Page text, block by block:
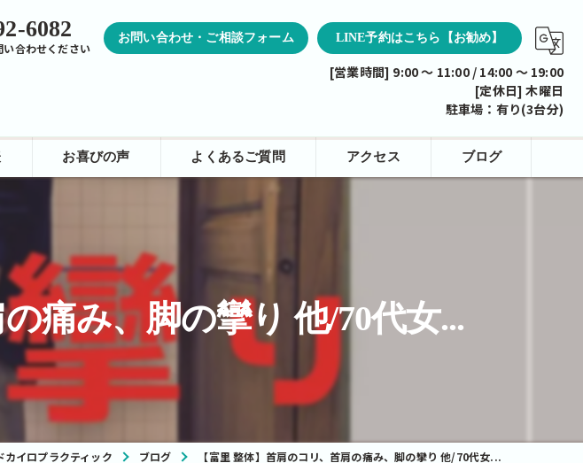
6082
い合わせください
お問い合わせ・ご相談フォーム LINE予約はこちら【お勧め】
[営業時間] 9:00 ～ 11:00 / 14:00 ～ 19:00
[定休日] 木曜日
駐車場：有り(3台分)
お喜びの声 よくあるご質問 アクセス ブログ
痛み、脚の攣り 他/70代女...
イロプラクティック ブログ 【富里 整体】首肩のコリ、首肩の痛み、脚の攣り 他/70代女...